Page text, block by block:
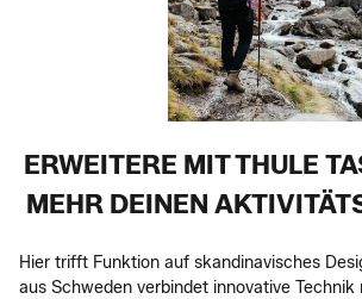
ERWEITERE MIT THULE
MEHR DEINEN
Hier trifft Funktion auf skandinavisches
aus Schweden verbindet innovative Technik